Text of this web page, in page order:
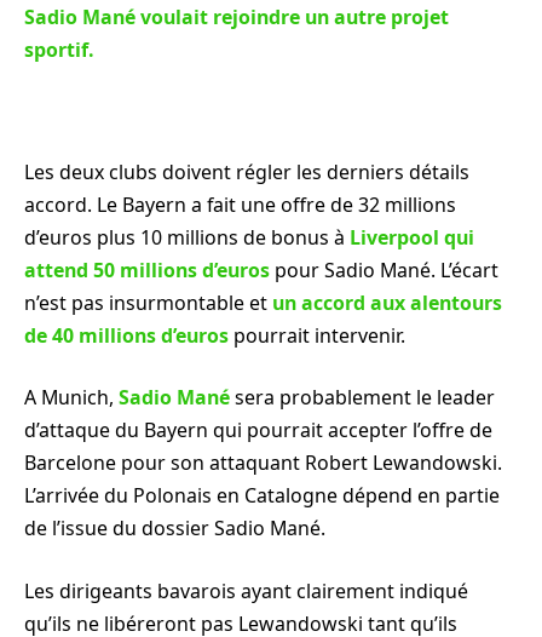
Sadio Mané voulait rejoindre un autre projet
sportif.
Les deux clubs doivent régler les derniers détails
accord. Le Bayern a fait une offre de 32 millions
d’euros plus 10 millions de bonus à Liverpool qui
attend 50 millions d’euros pour Sadio Mané. L’écart
n’est pas insurmontable et un accord aux alentours
de 40 millions d’euros pourrait intervenir.
A Munich, Sadio Manésera probablement le leader
d’attaque du Bayern qui pourrait accepter l’offre de
Barcelone pour son attaquant Robert Lewandowski.
L’arrivée du Polonais en Catalogne dépend en partie
de l’issue du dossier Sadio Mané.
Les dirigeants bavarois ayant clairement indiqué
qu’ils ne libéreront pas Lewandowski tant qu’ils